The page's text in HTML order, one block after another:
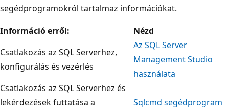
segédprogramokról tartalmaz információkat.
Információ erről:
Nézd
Csatlakozás az SQL Serverhez,
konfigurálás és vezérlés
Az SQL Server
Management Studio
használata
Csatlakozás az SQL Serverhez és
lekérdezések futtatása a
Sqlcmd segédprogram